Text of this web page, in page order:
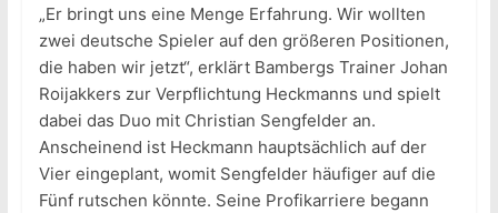
„Er bringt uns eine Menge Erfahrung. Wir wollten
zwei deutsche Spieler auf den größeren Positionen,
die haben wir jetzt“, erklärt Bambergs Trainer Johan
Roijakkers zur Verpflichtung Heckmanns und spielt
dabei das Duo mit Christian Sengfelder an.
Anscheinend ist Heckmann hauptsächlich auf der
Vier eingeplant, womit Sengfelder häufiger auf die
Fünf rutschen könnte. Seine Profikarriere begann